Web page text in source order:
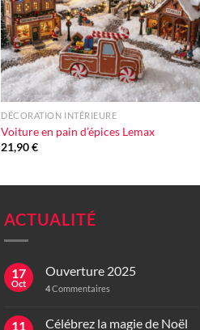
DÉCORATION INTÉRIEURE
Voiture en pain d’épices Lemax
21,90€
ACTUALITÉ
17
Oct
Ouverture 2025
4Commentaires
11 Célébrez la magie de Noël